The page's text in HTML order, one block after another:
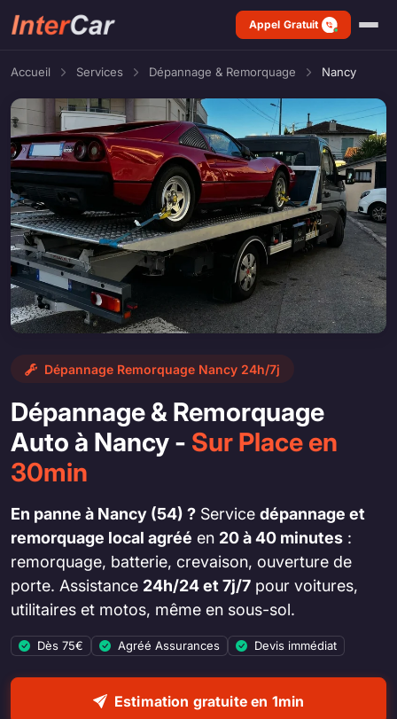
Appel Gratuit
Accueil Services Dépannage & Remorquage Nancy
Dépannage Remorquage Nancy 24h/7j
Dépannage & Remorquage
Auto à Nancy - Sur Place en
30min
En panne à Nancy (54) ? Service dépannage et
remorquage local agréé en 20 à 40 minutes :
remorquage, batterie, crevaison, ouverture de
porte. Assistance 24h/24 et 7j/7 pour voitures,
utilitaires et motos, même en sous-sol.
Dès 75€ Agréé Assurances Devis immédiat
Estimation gratuite en 1min